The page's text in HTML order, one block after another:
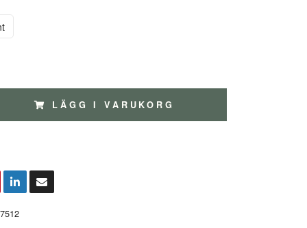
LÄGG I VARUKORG